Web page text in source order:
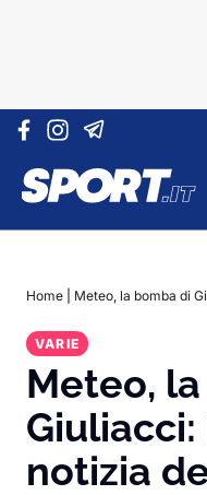
Vai al contenuto
Home Meteo, la bomba di
VARIE
Meteo,
notizia